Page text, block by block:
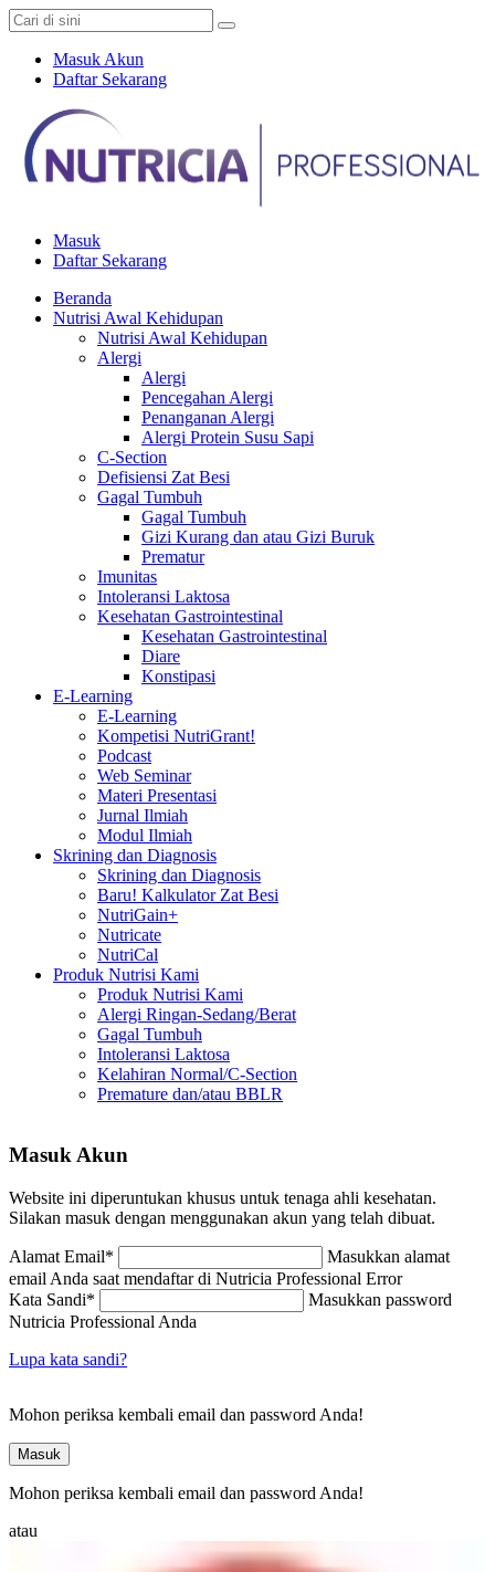
Masuk Akun
Daftar Sekarang
Masuk
Daftar Sekarang
Beranda
Nutrisi Awal Kehidupan
Nutrisi Awal Kehidupan
Alergi
Alergi
Pencegahan Alergi
Penanganan Alergi
Alergi Protein Susu Sapi
C-Section
Defisiensi Zat Besi
Gagal Tumbuh
Gagal Tumbuh
Gizi Kurang dan atau Gizi Buruk
Prematur
Imunitas
Intoleransi Laktosa
Kesehatan Gastrointestinal
Kesehatan Gastrointestinal
Diare
Konstipasi
E-Learning
E-Learning
Kompetisi NutriGrant!
Podcast
Web Seminar
Materi Presentasi
Jurnal Ilmiah
Modul Ilmiah
Skrining dan Diagnosis
Skrining dan Diagnosis
Baru! Kalkulator Zat Besi
NutriGain+
Nutricate
NutriCal
Produk Nutrisi Kami
Produk Nutrisi Kami
Alergi Ringan-Sedang/Berat
Gagal Tumbuh
Intoleransi Laktosa
Kelahiran Normal/C-Section
Premature dan/atau BBLR
Masuk Akun
Website ini diperuntukan khusus untuk tenaga ahli kesehatan.
Silakan masuk dengan menggunakan akun yang telah dibuat.
Alamat Email*
Masukkan alamat
email Anda saat mendaftar di Nutricia Professional Error
Kata Sandi*
Masukkan password
Nutricia Professional Anda
Lupa kata sandi?
Mohon periksa kembali email dan password Anda!
Masuk
Mohon periksa kembali email dan password Anda!
atau